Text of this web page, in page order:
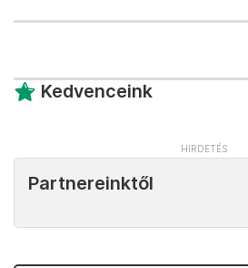
Kedvenceink
Partnereinktől